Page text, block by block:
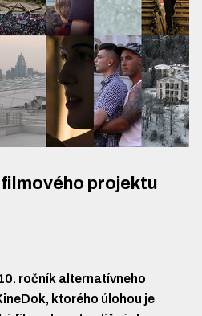
projektu
ročník alternatívneho
ktorého úlohou je